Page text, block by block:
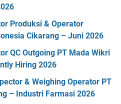
Produksi & Operator
Cikarang – Juni 2026
QC Outgoing PT Mada Wikri
Hiring 2026
& Weighing Operator PT
– Industri Farmasi 2026